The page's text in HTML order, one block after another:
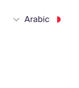
Arabic